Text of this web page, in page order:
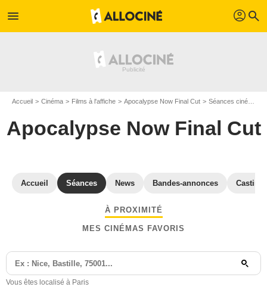
menu profil search
Accueil Cinéma Films à l'affiche Apocalypse Now Final Cut Séances cinéma Apocalypse Now Final Cut
Apocalypse Now Final Cut
Accueil Séances News Bandes-annonces Casting
À PROXIMITÉ
MES CINÉMAS FAVORIS
Vous êtes localisé à Paris